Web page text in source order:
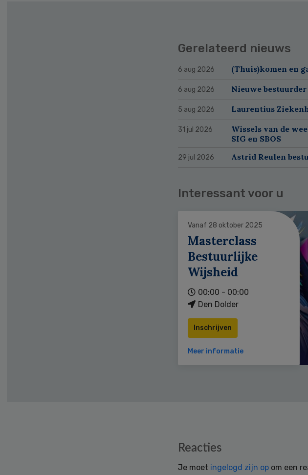
Gerelateerd nieuws
6 aug 2026 (Thuis)komen en
6 aug 2026 Nieuwe
5 aug 2026 Laurentius
31 jul 2026
Wissels van de
SIG en SBOS
29 jul 2026 Astrid Reulen
Interessant voor u
Vanaf 28 oktober 2025
Masterclass
Bestuurlijke
Wijsheid
00:00 - 00:00
Den Dolder
Inschrijven
Meer informatie
Reacties
Je moet ingelogd zijn op om een